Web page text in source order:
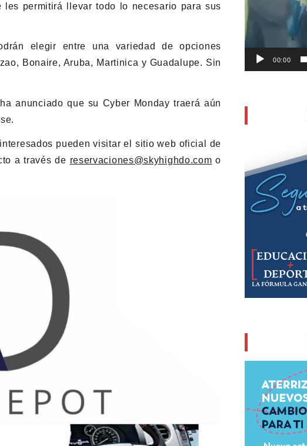
permitirá llevar todo lo necesario para sus
elegir entre una variedad de opciones
Bonaire, Aruba, Martinica y Guadalupe. Sin
anunciado que su Cyber Monday traerá aún
pueden visitar el sitio web oficial de
a través de reservaciones@skyhighdo.com o
00:00